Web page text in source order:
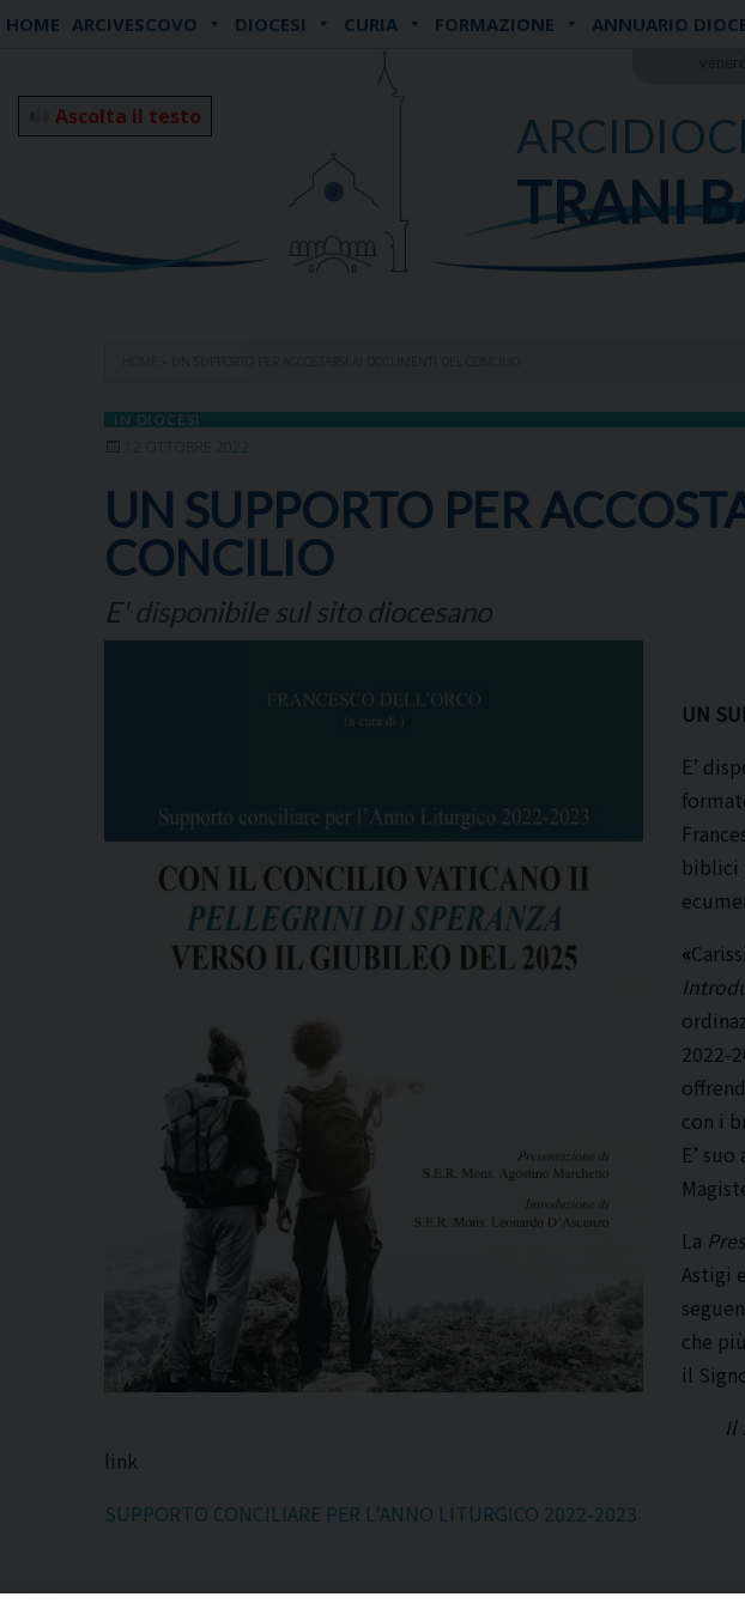
Skip
HOME ARCIVESCOVO DIOCESI CURIA FORMAZIONE ANNUARIO
TRANI
Ascolta il testo
HOME
IN DIOCESI
12 OTTOBRE 2022
UN SUPPORTO PER
CONCILIO
E' disponibile sul sito diocesano
UN
E’
biblici
«
2022-
con i
E’
La
Astigi
che
il
Il
link
SUPPORTO CONCILIARE PER L’ANNO LITURGICO 2022-2023